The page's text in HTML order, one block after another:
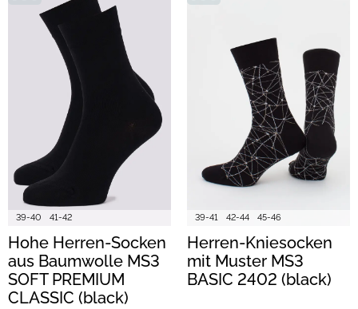
39-40 41-42
Hohe Herren-Socken
aus Baumwolle MS3
SOFT PREMIUM
CLASSIC (black)
39-41 42-44 45-46
Herren-Kniesocken
mit Muster MS3
BASIC 2402 (black)